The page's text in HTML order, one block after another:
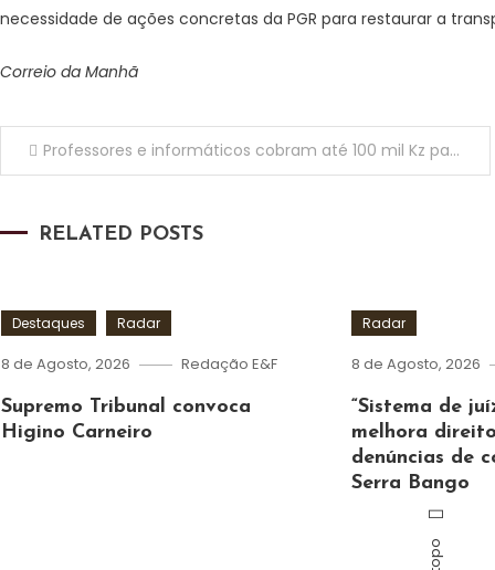
necessidade de ações concretas da PGR para restaurar a
Correio da Manhã
Navegação de artigos
Professores e informáticos cobram até 100 mil Kz para mudar notas dos alunos
RELATED POSTS
Destaques Radar
8 de Agosto, 2026 Redação E&F
Supremo Tribunal convoca
Higino Carneiro
Radar
8 de Agosto, 2026
“Sistema de
melhora
denúncias de
Serra Bango